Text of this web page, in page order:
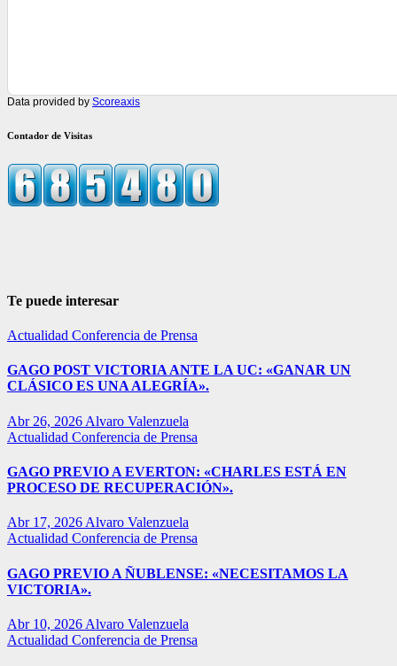
Data provided by Scoreaxis
Contador de Visitas
Te puede interesar
Actualidad Conferencia de Prensa
GAGO POST VICTORIA ANTE LA UC: «GANAR UN
CLÁSICO ES UNA ALEGRÍA».
Abr 26, 2026 Alvaro Valenzuela
Actualidad Conferencia de Prensa
GAGO PREVIO A EVERTON: «CHARLES ESTÁ EN
PROCESO DE RECUPERACIÓN».
Abr 17, 2026 Alvaro Valenzuela
Actualidad Conferencia de Prensa
GAGO PREVIO A ÑUBLENSE: «NECESITAMOS LA
VICTORIA».
Abr 10, 2026 Alvaro Valenzuela
Actualidad Conferencia de Prensa